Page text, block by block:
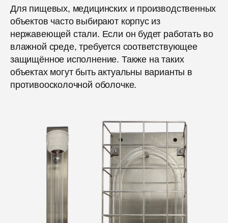
Для пищевых, медицинских и производственных
объектов часто выбирают корпус из
нержавеющей стали. Если он будет работать во
влажной среде, требуется соответствующее
защищённое исполнение. Также на таких
объектах могут быть актуальны варианты в
противоосколочной оболочке.